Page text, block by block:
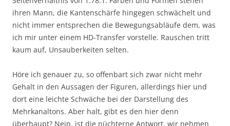
ihren Mann, die Kantenschärfe hingegen schwächelt und
nicht immer entsprechen die Bewegungsabläufe dem, was
ich mir unter einem HD-Transfer vorstelle. Rauschen tritt
kaum auf, Unsauberkeiten selten.
Höre ich genauer zu, so offenbart sich zwar nicht mehr
Gehalt in den Aussagen der Figuren, allerdings hier und
dort eine leichte Schwäche bei der Darstellung des
Mehrkanaltons. Aber halt, gibt es den hier denn
überhaupt? Nein, ist die nüchterne Antwort, wir nehmen